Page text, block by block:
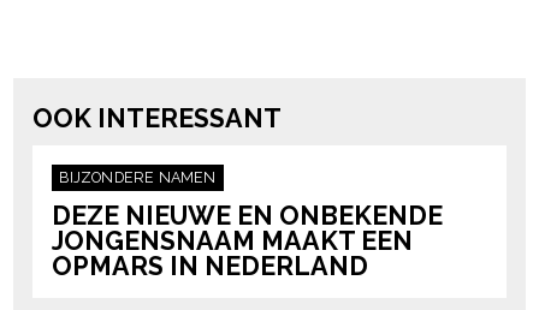
OOK INTERESSANT
BIJZONDERE NAMEN
DEZE NIEUWE EN ONBEKENDE
JONGENSNAAM MAAKT EEN
OPMARS IN NEDERLAND